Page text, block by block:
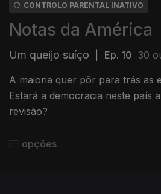
CONTROLO PARENTAL INATIVO
Notas da América
Um queijo suíço Ep. 10 30
A maioria quer pôr para trás as
Estará a democracia neste país
revisão?
opções